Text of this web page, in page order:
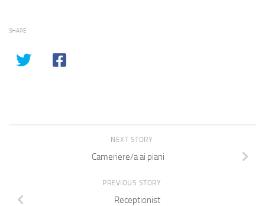
SHARE
NEXT STORY
Cameriere/a ai piani
PREVIOUS STORY
Receptionist